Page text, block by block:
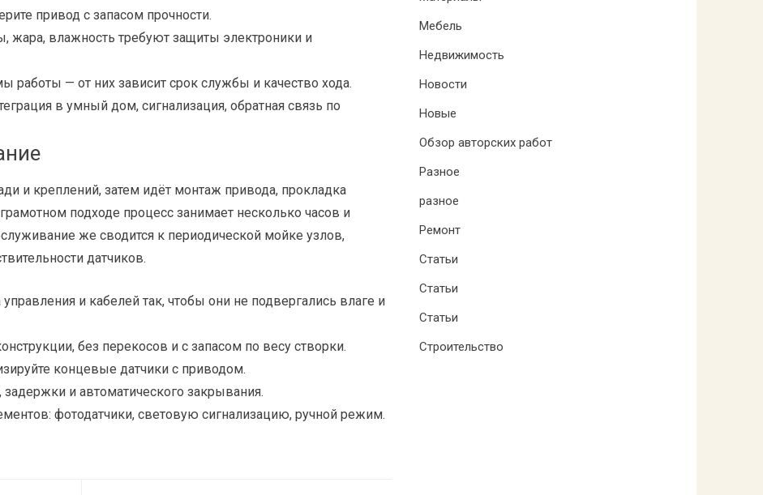
привод с запасом прочности.
жара, влажность требуют защиты электроники и
работы — от них зависит срок службы и качество хода.
в умный дом, сигнализация, обратная связь по
и креплений, затем идёт монтаж привода, прокладка
подходе процесс занимает несколько часов и
же сводится к периодической мойке узлов,
датчиков.
и кабелей так, чтобы они не подвергались влаге и
без перекосов и с запасом по весу створки.
концевые датчики с приводом.
и автоматического закрывания.
фотодатчики, световую сигнализацию, ручной режим.
Мебель
Недвижимость
Новости
Новые
Обзор авторских работ
Разное
разное
Ремонт
Статьи
Статьи
Статьи
Строительство